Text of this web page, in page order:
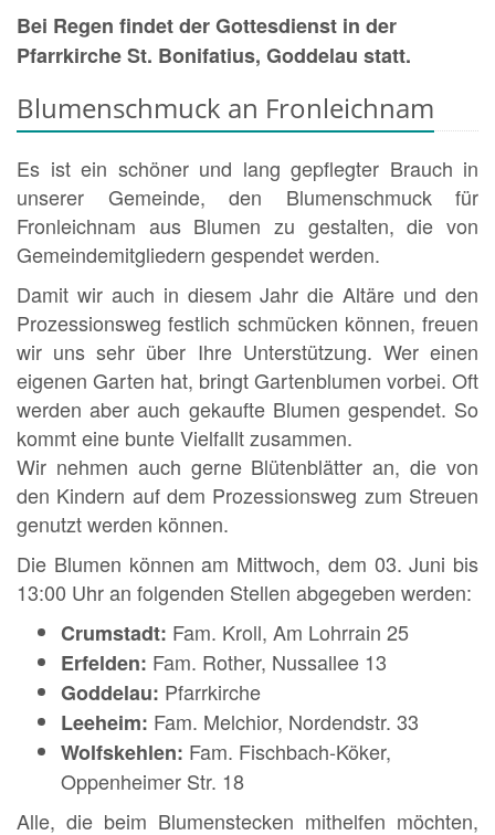
Bei Regen findet der Gottesdienst in der
Pfarrkirche St. Bonifatius, Goddelau statt.
Blumenschmuck an Fronleichnam
Es ist ein schöner und lang gepflegter Brauch in
unserer Gemeinde, den Blumenschmuck für
Fronleichnam aus Blumen zu gestalten, die von
Gemeindemitgliedern gespendet werden.
Damit wir auch in diesem Jahr die Altäre und den
Prozessionsweg festlich schmücken können, freuen
wir uns sehr über Ihre Unterstützung. Wer einen
eigenen Garten hat, bringt Gartenblumen vorbei. Oft
werden aber auch gekaufte Blumen gespendet. So
kommt eine bunte Vielfallt zusammen.
Wir nehmen auch gerne Blütenblätter an, die von
den Kindern auf dem Prozessionsweg zum Streuen
genutzt werden können.
Die Blumen können am Mittwoch, dem 03. Juni bis
13:00 Uhr an folgenden Stellen abgegeben werden:
Crumstadt: Fam. Kroll, Am Lohrrain 25
Erfelden: Fam. Rother, Nussallee 13
Goddelau: Pfarrkirche
Leeheim: Fam. Melchior, Nordendstr. 33
Wolfskehlen: Fam. Fischbach-Köker,
Oppenheimer Str. 18
Alle, die beim Blumenstecken mithelfen möchten,